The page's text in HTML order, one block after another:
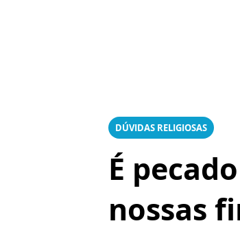
DÚVIDAS RELIGIOSAS
É
nossas